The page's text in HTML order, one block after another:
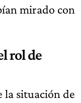
mirado con
rol de
la situación de